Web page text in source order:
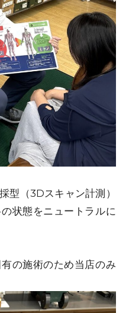
型（3Dスキャン計測）
状態をニュートラルに
の施術のため当店のみ